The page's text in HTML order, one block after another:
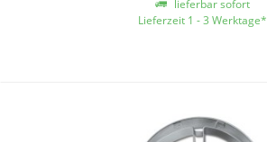
lieferbar sofort
Lieferzeit 1 - 3 Werktage*